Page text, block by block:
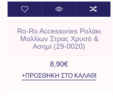
Ro-Ro Accessories Ρολάκι
Μαλλίων Στρας Χρυσό &
Ασημί (29-0020)
8,90€
+ΠΡΟΣΘΉΚΗ ΣΤΟ ΚΑΛΆΘΙ